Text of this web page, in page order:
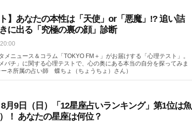
ト】あなたの本性は「天使」or「悪魔」!? 追い詰
に出る「究極の裏の顔」診断
メニュース＆コラム「TOKYO FM＋」がお届けする「心理テスト」。
バチ」に関する心理テストで、心の奥にある本当の自分を探ってみま
ネ所属の占い師 蝶ちょ（ちょうちょ）さん）
月9日（日）「12星座占いランキング」第1位は魚
！ あなたの星座は何位？